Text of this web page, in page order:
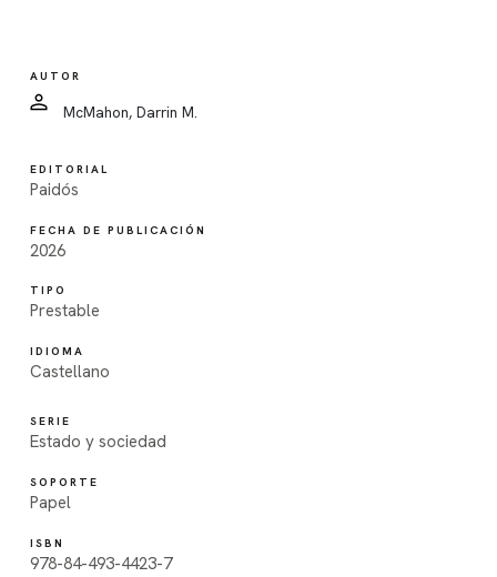
AUTOR
McMahon, Darrin M.
EDITORIAL
Paidós
FECHA DE PUBLICACIÓN
2026
TIPO
Prestable
IDIOMA
Castellano
SERIE
Estado y sociedad
SOPORTE
Papel
ISBN
978-84-493-4423-7